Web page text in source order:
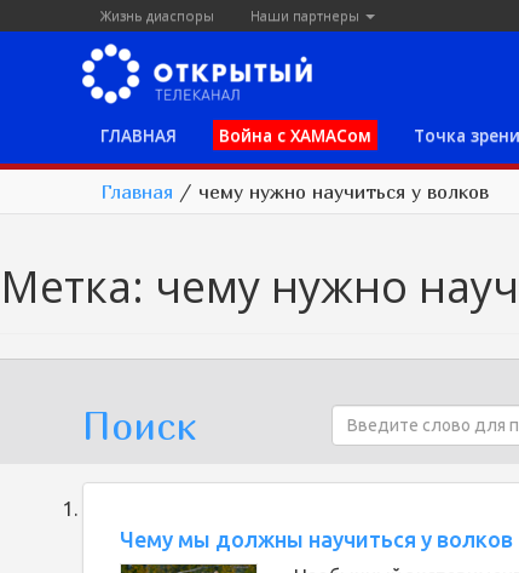
Жизнь диаспоры Наши партнеры
ГЛАВНАЯ Война с ХАМАСом Точка
Главная / чему нужно научиться у волков
Метка: чему нужно
Поиск
Чему мы должны научиться у волков